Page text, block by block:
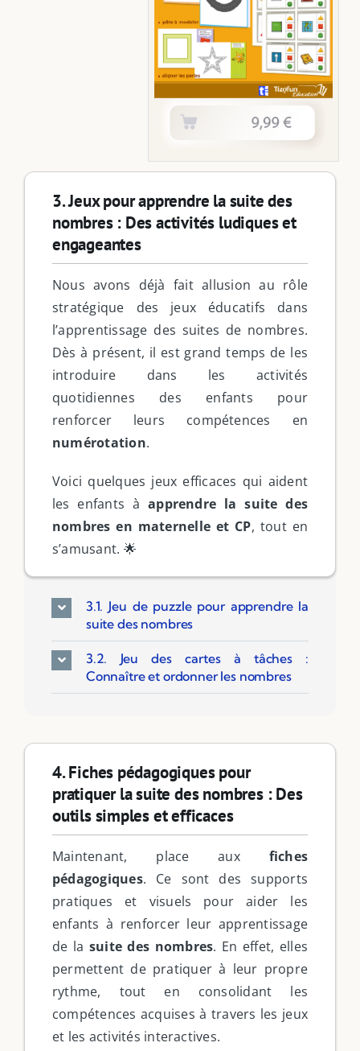
3. Jeux pour apprendre la suite des
nombres : Des activités ludiques et
engageantes
Nous avons déjà fait allusion au rôle
stratégique des jeux éducatifs dans
l’apprentissage des suites de nombres.
Dès à présent, il est grand temps de les
introduire dans les activités
quotidiennes des enfants pour
renforcer leurs compétences en
numérotation.
Voici quelques jeux efficaces qui aident
les enfants àapprendre la suite des
nombres en maternelle et CP, tout en
s’amusant. 🌟
3.1. Jeu de puzzle pour apprendre la
suite des nombres
3.2. Jeu des cartes à tâches :
Connaître et ordonner les nombres
4. Fiches pédagogiques pour
pratiquer la suite des nombres : Des
outils simples et efficaces
Maintenant, place aux fiches
pédagogiques. Ce sont des supports
pratiques et visuels pour aider les
enfants à renforcer leur apprentissage
de la suite des nombres. En effet, elles
permettent de pratiquer à leur propre
rythme, tout en consolidant les
compétences acquises à travers les jeux
et les activités interactives.